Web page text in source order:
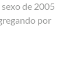
de 2005
por